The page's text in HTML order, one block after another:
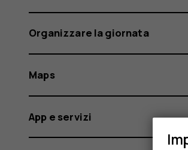
Organizzare la giornata
Maps
App e servizi